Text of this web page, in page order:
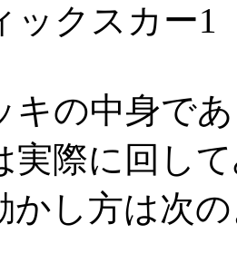
クスカー1
キの中身で
実際に回し
かし方は次